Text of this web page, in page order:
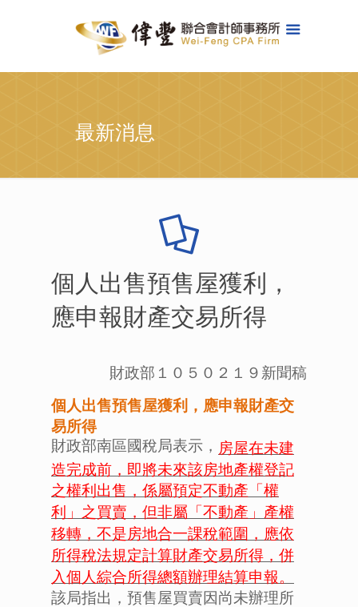
最新消息
個人出售預售屋獲利，
應申報財產交易所得
財政部１０５０２１９新聞稿
個人出售預售屋獲利，應申報財產交
易所得
財政部南區國稅局表示， 房屋在未建
造完成前，即將未來該房地產權登記
之權利出售，係屬預定不動產「權
利」之買賣，但非屬「不動產」產權
移轉，不是房地合一課稅範圍，應依
所得稅法規定計算財產交易所得，併
入個人綜合所得總額辦理結算申報。
該局指出，預售屋買賣因尚未辦理所